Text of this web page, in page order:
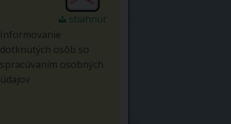
stiahnuť
Informovanie
dotknutých osôb so
spracúvaním osobných
údajov